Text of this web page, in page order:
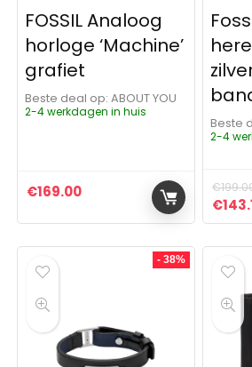
FOSSIL Analoog
horloge ‘Machine’
grafiet
Beste deal op:
ABOUT YOU
2-4 werkdagen in huis
€169.00
Beste
2-4
€
€
- 38%